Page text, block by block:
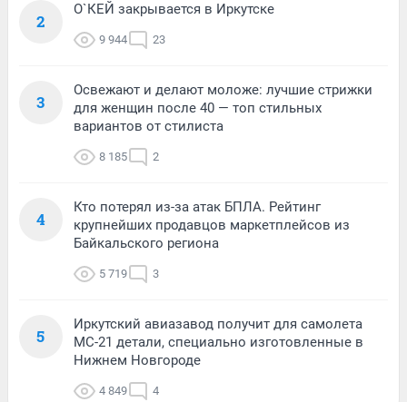
2
О`КЕЙ закрывается в Иркутске
9 944 23
3
Освежают и делают моложе: лучшие стрижки
для женщин после 40 — топ стильных
вариантов от стилиста
8 185 2
4
Кто потерял из-за атак БПЛА. Рейтинг
крупнейших продавцов маркетплейсов из
Байкальского региона
5 719 3
5
Иркутский авиазавод получит для самолета
МС-21 детали, специально изготовленные в
Нижнем Новгороде
4 849 4